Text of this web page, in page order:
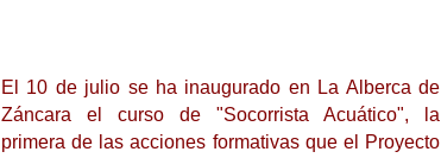
El 10 de julio se ha inaugurado en La Alberca de
Záncara el curso de "Socorrista Acuático", la
primera de las acciones formativas que el Proyecto